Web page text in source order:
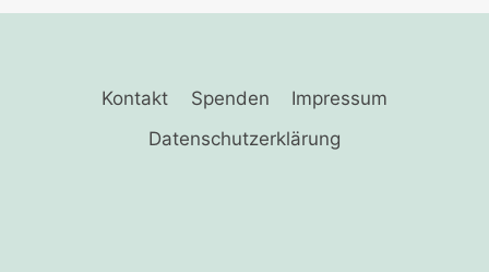
Kontakt Spenden
Impressum
Datenschutzerklärung